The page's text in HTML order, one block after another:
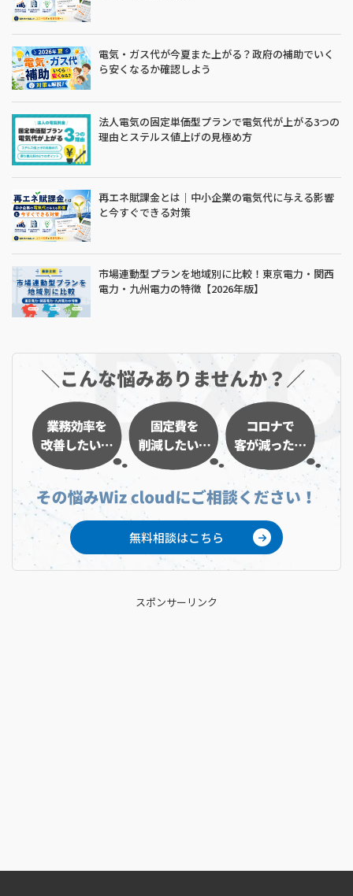
電気・ガス代が今夏また上がる？政府の補助でいく
ら安くなるか確認しよう
法人電気の固定単価型プランで電気代が上がる3つの
理由とステルス値上げの見極め方
再エネ賦課金とは｜中小企業の電気代に与える影響
と今すぐできる対策
市場連動型プランを地域別に比較！東京電力・関西
電力・九州電力の特徴【2026年版】
無料相談はこちら
スポンサーリンク